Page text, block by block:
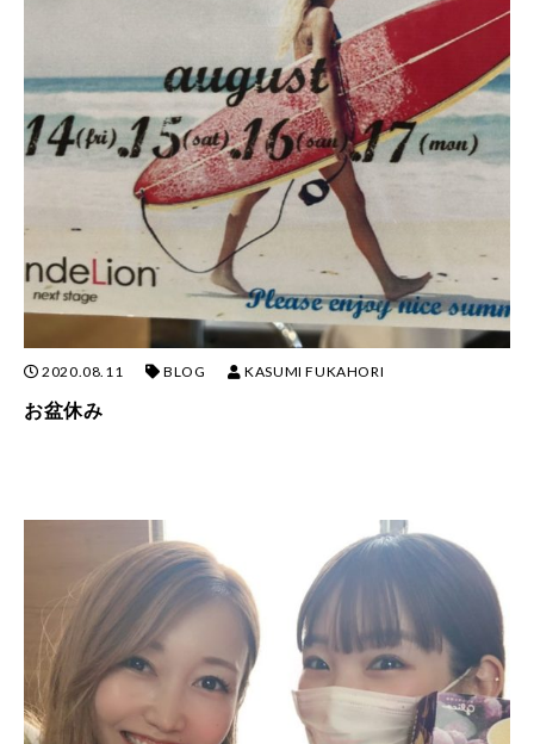
2020.08.11 BLOG KASUMI FUKAHORI
お盆休み